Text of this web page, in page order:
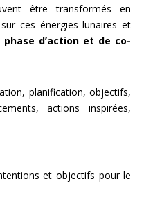
être transformés en
sur ces énergies lunaires et
phase d’action et de co-
planification, objectifs,
actions inspirées,
et objectifs pour le